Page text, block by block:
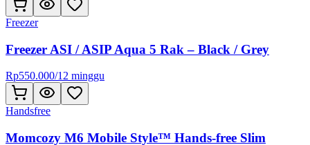
Freezer
Freezer ASI / ASIP Aqua 5 Rak – Black / Grey
Rp550.000/12 minggu
Handsfree
Momcozy M6 Mobile Style™ Hands-free Slim